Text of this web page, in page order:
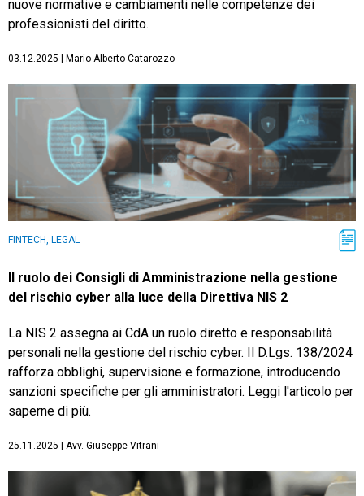
nuove normative e cambiamenti nelle competenze dei
professionisti del diritto.
03.12.2025 Mario Alberto Catarozzo
FINTECH, LEGAL
Il ruolo dei Consigli di Amministrazione nella gestione
del rischio cyber alla luce della Direttiva NIS 2
La NIS 2 assegna ai CdA un ruolo diretto e responsabilità
personali nella gestione del rischio cyber. Il D.Lgs. 138/2024
rafforza obblighi, supervisione e formazione, introducendo
sanzioni specifiche per gli amministratori. Leggi l'articolo per
saperne di più.
25.11.2025 Avv. Giuseppe Vitrani